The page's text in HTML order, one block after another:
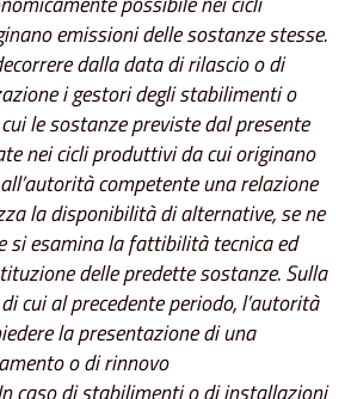
emissioni delle sostanze stesse.
dalla data di rilascio o di
i gestori degli stabilimenti o
le sostanze previste dal presente
nei cicli produttivi da cui originano
competente una relazione
la disponibilità di alternative, se ne
si esamina la fattibilità tecnica ed
delle predette sostanze. Sulla
cui al precedente periodo, l’autorità
la presentazione di una
o di rinnovo
caso di stabilimenti o di installazioni